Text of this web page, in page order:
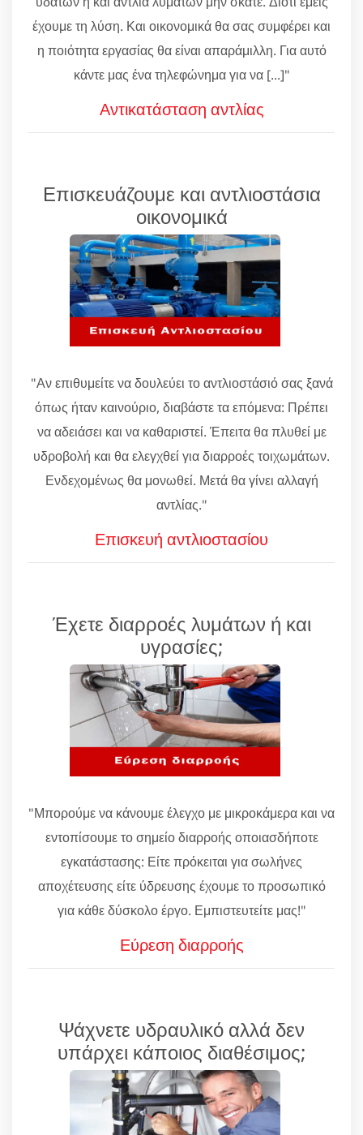
έχουμε τη λύση. Και οικονομικά θα σας συμφέρει και
η ποιότητα εργασίας θα είναι απαράμιλλη. Για αυτό
κάντε μας ένα τηλεφώνημα για να [...]"
Αντικατάσταση αντλίας
Επισκευάζουμε και αντλιοστάσια
οικονομικά
"Αν επιθυμείτε να δουλεύει το αντλιοστάσιό σας ξανά
όπως ήταν καινούριο, διαβάστε τα επόμενα: Πρέπει
να αδειάσει και να καθαριστεί. Έπειτα θα πλυθεί με
υδροβολή και θα ελεγχθεί για διαρροές τοιχωμάτων.
Ενδεχομένως θα μονωθεί. Μετά θα γίνει αλλαγή
αντλίας."
Επισκευή αντλιοστασίου
Έχετε διαρροές λυμάτων ή και
υγρασίες;
"Μπορούμε να κάνουμε έλεγχο με μικροκάμερα και να
εντοπίσουμε το σημείο διαρροής οποιασδήποτε
εγκατάστασης: Είτε πρόκειται για σωλήνες
αποχέτευσης είτε ύδρευσης έχουμε το προσωπικό
για κάθε δύσκολο έργο. Εμπιστευτείτε μας!"
Εύρεση διαρροής
Ψάχνετε υδραυλικό αλλά δεν
υπάρχει κάποιος διαθέσιμος;